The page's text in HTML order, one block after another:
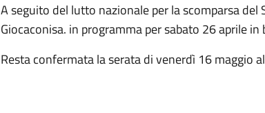
A seguito del lutto nazionale per la scomparsa
Giocaconisa. in programma per sabato 26 aprile
Resta confermata la serata di venerdì 16 maggio